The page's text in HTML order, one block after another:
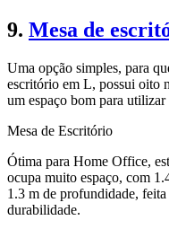
9. Mesa de
Uma opção simples, para
escritório em L, possui oito
um espaço bom para
Mesa de Escritório
Ótima para Home Office,
ocupa muito espaço, com
1.3 m de profundidade,
durabilidade.